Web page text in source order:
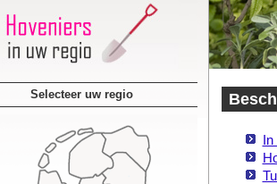
Selecteer uw regio